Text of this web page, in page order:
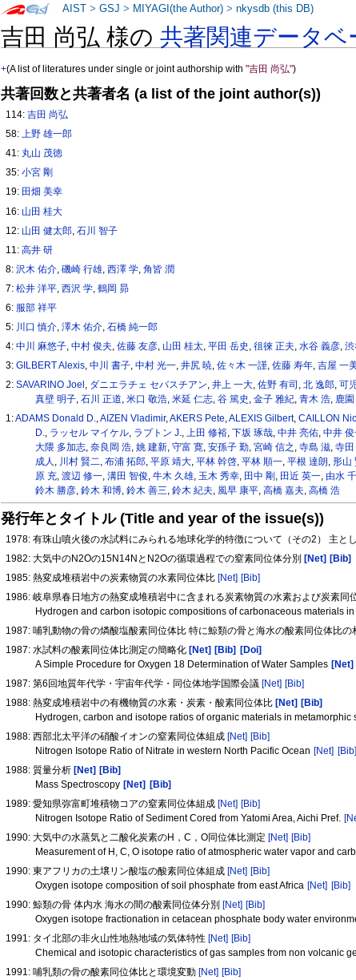
吉田 尚弘 様の共著関連データベ
+(A list of literatures under single or joint authorship with"吉田 尚弘")
共著回数と共著者名 (a list of the joint author(s))
114:吉田 尚弘
58:上野 雄一郎
41: 丸山 茂徳
35:小宮 剛
19: 田畑 美幸
16: 山田 桂大
12: 山田 健太郎 ,石川 智子
11:高井 研
8:沢木 佑介 ,磯崎 行雄 ,西澤 学 ,角皆 潤
7:松井 洋平 ,西沢 学 ,鶴岡 昴
6: 服部 祥平
5: 川口 慎介 ,澤木 佑介 ,石橋 純一郎
4:中川 麻悠子,中村 俊夫,佐藤 友彦, 山田 桂太,平田 岳史 ,徂徠 正夫,水谷 義彦,渋
3:GILBERT Alexis,中川 書子,中村 光一,井尻 暁,佐々木 一謹,佐藤 寿年,吉屋 一
2:SAVARINO Joel , ダニエラチェ セバスチアン,井上 一大,佐野 有司 ,北 逸郎,可
真壁 明子, 石川 正道, 米口 敬浩, 米延 仁志, 谷 篤史 , 金子 雅紀, 青木 浩, 鹿
1:ADAMS Donald D.,AIZEN Vladimir,AKERS Pete,ALEXIS Gilbert,CAILLON
D., ラッセル マイケル, ラプトン J., 上田 修裕, 下坂 琢哉, 中井 亮佑, 中井 俊
大隈 多加志, 奈良岡 浩, 姚 建新, 守富 寛, 安孫子 勤, 宮崎 信之 , 寺島 滋, 寺
成人 , 川村 賢二, 布浦 拓郎, 平原 靖大, 平林 幹啓, 平林 順一, 平根 達朗, 形山
原 充, 渡辺 修一, 溝田 智俊, 牛木 久雄, 玉木 秀幸, 田中 剛 , 田近 英一, 由水
鈴木 勝彦, 鈴木 和博, 鈴木 善三, 鈴木 紀夫, 風早 康平, 高橋 嘉夫, 高橋 浩
発行年とタイトル (Title and year of the issue(s))
1978: 有珠山噴火後の水試料にみられる地球化学的特徴について（その2） 主と
1982: 大気中のN2Oの15N14NとN2Oの循環過程での窒素同位体分別[Net] [Bib]
1985: 熱変成堆積岩中の炭素物質の水素同位体比[Net] [Bib]
1986: 岐阜県春日地方の熱変成堆積岩中に含まれる炭素物質の水素および炭素同
Hydrogen and carbon isotopic compositions of carbonaceous materials
1987: 哺乳動物の骨の燐酸塩酸素同位体比 特に鯨類の骨と海水の酸素同位体比
1987: 水試料の酸素同位体比測定の簡略化[Net] [Bib] [Doi]
A Simple Procedure for Oxygen 18 Determination of Water Samples [Net]
1987: 第6回地質年代学・宇宙年代学・同位体地学国際会議 [Net] [Bib]
1988: 熱変成堆積岩中の有機物質の水素・炭素・酸素同位体比 [Net] [Bib]
Hydrogen, carbon and isotope ratios of organic materials in metamorphic
1988: 西部北太平洋の硝酸イオンの窒素同位体組成 [Net] [Bib]
Nitrogen Isotope Ratio of Nitrate in western North Pacific Ocean [Net] [Bib]
1988: 質量分析 [Net] [Bib]
Mass Spectroscopy [Net]
[Bib]
1989: 愛知県弥富町堆積物コアの窒素同位体組成 [Net] [Bib]
Nitrogen Isotope Ratio of Sediment Cored from Yatomi Area, Aichi Pref.
1990: 大気中の水蒸気と二酸化炭素のH，C，O同位体比測定 [Net] [Bib]
Measurement of H, C, O isotope ratio of atmospheric water vapor and
1990: 東アフリカの土壌リン酸塩の酸素同位体組成 [Net] [Bib]
Oxygen isotope composition of soil phosphate from east Africa [Net] [Bib]
1990: 鯨類の骨 体内水 海水の間の酸素同位体分別 [Net] [Bib]
Oxygen isotope fractionation in cetacean phosphate body water
1991: タイ北部の非火山性地熱地域の気体特性 [Net] [Bib]
Chemical and isotopic characteristics of gas samples from non volcanic
1991: 哺乳類の骨の酸素同位体比と環境変動 [Net] [Bib]
AIST >GSJ > MIYAGI(the Author) >nkysdb (this DB)